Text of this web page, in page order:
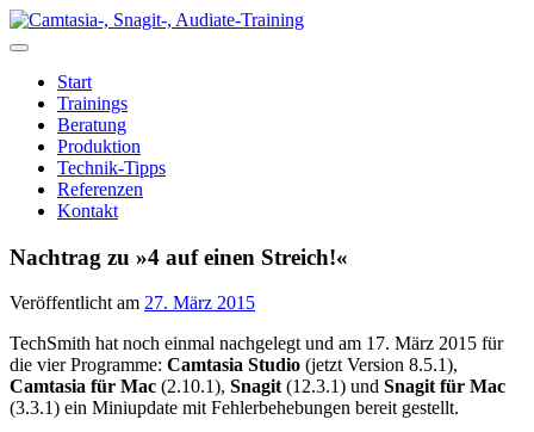
Zum
Inhalt
Start
Trainings
Beratung
Produktion
Technik-Tipps
Referenzen
Kontakt
Nachtrag zu »4 auf einen Streich!«
Veröffentlicht am 27. März 2015
TechSmith hat noch einmal nachgelegt und am 17. März 2015 für
die vier Programme: Camtasia Studio (jetzt Version 8.5.1),
Camtasia für Mac (2.10.1), Snagit(12.3.1) und Snagit für Mac
(3.3.1) ein Miniupdate mit Fehlerbehebungen bereit gestellt.